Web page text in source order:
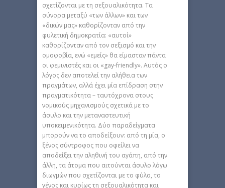
σχετίζονται με τη σεξουαλικότητα. Τα
σύνορα μεταξύ «των άλλων» και των
«δικών μας» καθορίζονταν από την
φυλετική δημοκρατία: «αυτοί»
καθορίζονταν από τον σεξισμό και την
ομοφοβία, ενώ «εμείς» θα είμασταν πάντα
οι φεμινιστές και οι «gay-friendly». Αυτός ο
λόγος δεν αποτελεί την αλήθεια των
πραγμάτων, αλλά έχει μία επίδραση στην
πραγματικότητα – ταυτόχρονα στους
νομικούς μηχανισμούς σχετικά με το
άσυλο και την μεταναστευτική
υποκειμενικότητα. Δύο παραδείγματα
μπορούν να το αποδείξουν: από τη μία, ο
ξένος σύντροφος που οφείλει να
αποδείξει την αληθινή του αγάπη, από την
άλλη, τα άτομα που αιτούνται άσυλο λόγω
διωγμών που σχετίζονται με το φύλο, το
γένος και κυρίως τη σεξουαλικότητα και